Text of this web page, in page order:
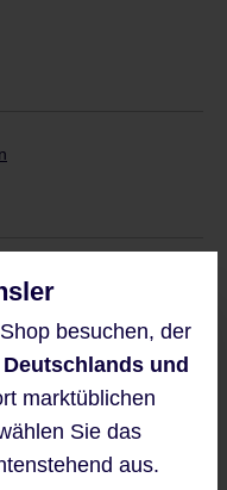
Sie mich
besuchen, der
und
marktüblichen
Sie das
aus.
Cookies,